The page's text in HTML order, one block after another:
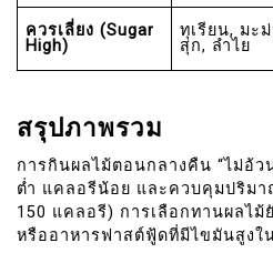
ควรเลี่ยง (Sugar
High)
ทุเรียน, มะม่
สุก, ลำไย
สรุปภาพรวม
การกินผลไม้ตอนกลางคืน “ไม่อ้ว
ต่ำ แคลอรีน้อย และควบคุมปริมา
150 แคลอรี) การเลือกทานผลไ
หรืออาหารฟาสต์ฟู้ดที่มีไขมันสูง